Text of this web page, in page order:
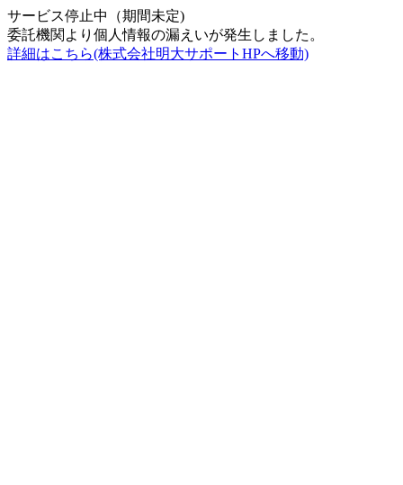
サービス停止中（期間未定)
委託機関より個人情報の漏えいが発生しました。
詳細はこちら(株式会社明大サポートHPへ移動)